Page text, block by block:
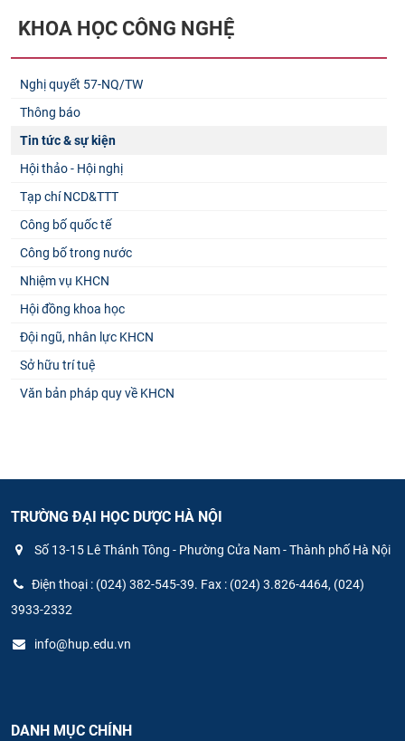
KHOA HỌC CÔNG NGHỆ
Nghị quyết 57-NQ/TW
Thông báo
Tin tức & sự kiện
Hội thảo - Hội nghị
Tạp chí NCD&TTT
Công bố quốc tế
Công bố trong nước
Nhiệm vụ KHCN
Hội đồng khoa học
Đội ngũ, nhân lực KHCN
Sở hữu trí tuệ
Văn bản pháp quy về KHCN
TRƯỜNG ĐẠI HỌC DƯỢC HÀ NỘI
Số 13-15 Lê Thánh Tông - Phường Cửa Nam - Thành phố Hà Nội
Điện thoại : (024) 382-545-39. Fax : (024) 3.826-4464, (024)
3933-2332
info@hup.edu.vn
DANH MỤC CHÍNH